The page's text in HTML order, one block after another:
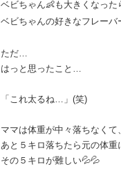
ベビちゃん👶も大きくなった
ベビちゃんの好きなフレー
ただ…
はっと思ったこと…
「これ太るね…」(笑)
ママは体重が中々落ちなくて、
あと５キロ落ちたら元の体重
その５キロが難しい💦💦